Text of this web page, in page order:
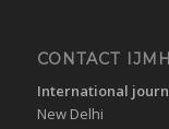
CONTACT IJMH
International
New Delhi